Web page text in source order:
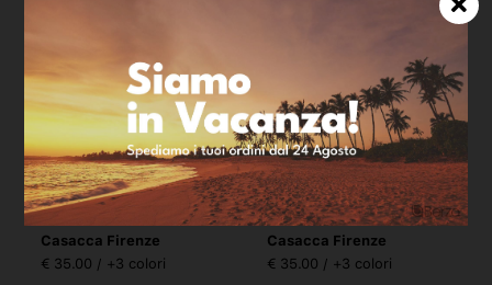
Casacca Firenze
€ 35.00 / +3 colori
Casacca Firenze
€ 35.00 / +3 colori